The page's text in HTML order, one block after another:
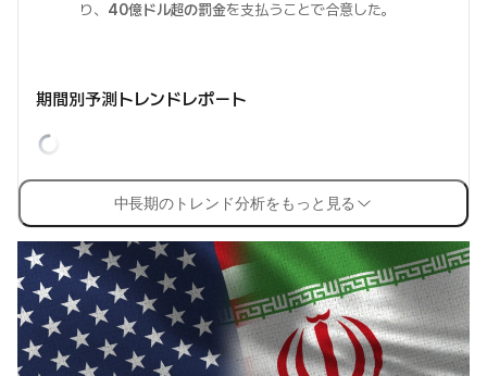
り、 40億ドル超の罰金を支払うことで合意した。
期間別予測トレンドレポート
中長期のトレンド分析をもっと見る